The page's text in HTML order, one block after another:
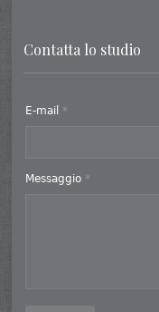
Contatta lo studio
E-mail *
Messaggio *